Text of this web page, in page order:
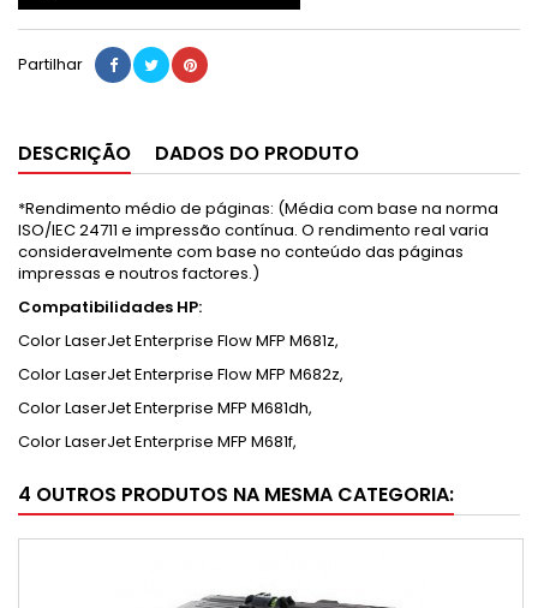
Partilhar
DESCRIÇÃO DADOS DO PRODUTO
*Rendimento médio de páginas: (Média com base na norma
ISO/IEC 24711 e impressão contínua. O rendimento real varia
consideravelmente com base no conteúdo das páginas
impressas e noutros factores.)
Compatibilidades HP:
Color LaserJet Enterprise Flow MFP M681z,
Color LaserJet Enterprise Flow MFP M682z,
Color LaserJet Enterprise MFP M681dh,
Color LaserJet Enterprise MFP M681f,
4 OUTROS PRODUTOS NA MESMA CATEGORIA: